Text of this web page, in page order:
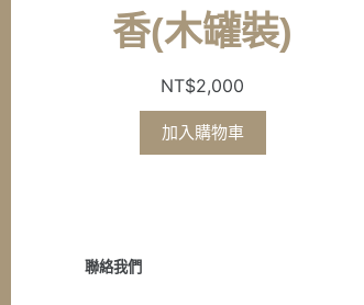
香(木罐裝)
NT$2,000
加入購物車
聯絡我們